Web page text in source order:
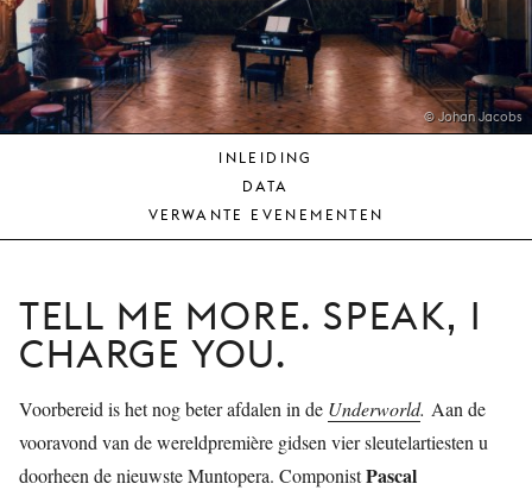
JONG
PUBLIEK
DE
MUNT
© Johan Jacobs
INLEIDING
DATA
VERWANTE EVENEMENTEN
TELL ME MORE. SPEAK, I
CHARGE YOU.
Voorbereid is het nog beter afdalen in de Underworld. Aan de
vooravond van de wereldpremière gidsen vier sleutelartiesten u
doorheen de nieuwste Muntopera. ComponistPascal